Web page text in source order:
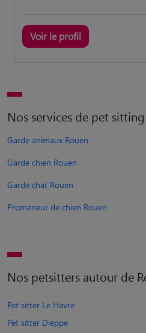
Voir le profil
Nos services de pet
Garde animaux Rouen
Garde chien Rouen
Garde chat Rouen
Promeneur de chien Rouen
Nos petsitters autour de
Pet sitter Le Havre
Pet sitter Dieppe